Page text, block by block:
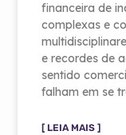
financeira de
complexas e
e recordes de
sentido
falham em se
[ LEIA MAIS ]